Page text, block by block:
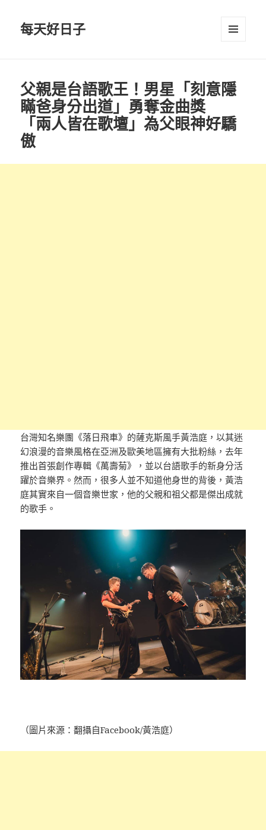
每天好日子
父親是台語歌王！男星「刻意隱
瞞爸身分出道」勇奪金曲獎
「兩人皆在歌壇」為父眼神好驕
傲
台灣知名樂團《落日飛車》的薩克斯風手黃浩庭，以其迷
幻浪漫的音樂風格在亞洲及歐美地區擁有大批粉絲，去年
推出首張創作專輯《萬壽菊》，並以台語歌手的新身分活
躍於音樂界。然而，很多人並不知道他身世的背後，黃浩
庭其實來自一個音樂世家，他的父親和祖父都是傑出成就
的歌手。
（圖片來源：翻攝自Facebook/黃浩庭）